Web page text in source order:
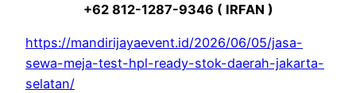
+62 812-1287-9346 ( IRFAN )
https://mandirijayaevent.id/2026/06/05/jasa-
sewa-meja-test-hpl-ready-stok-daerah-jakarta-
selatan/